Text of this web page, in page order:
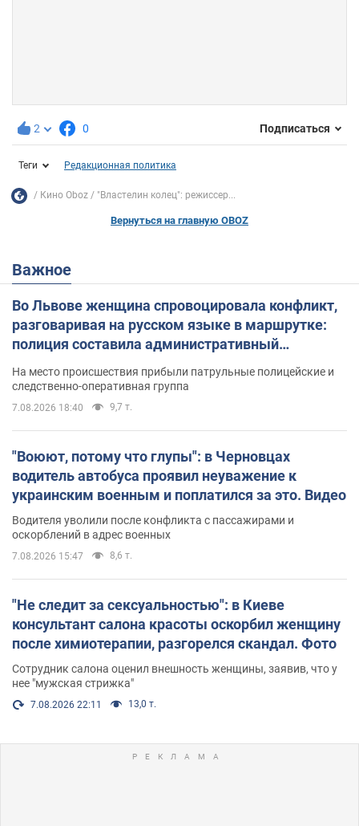
2 0 Подписаться
Теги Редакционная политика
Кино Oboz "Властелин колец": режиссер...
Вернуться на главную OBOZ
Важное
Во Львове женщина спровоцировала конфликт,
разговаривая на русском языке в маршрутке:
полиция составила административный
На место происшествия прибыли патрульные полицейские и
следственно-оперативная группа
7.08.2026 18:40 9,7 т.
"Воюют, потому что глупы": в Черновцах
водитель автобуса проявил неуважение к
украинским военным и поплатился за это. Видео
Водителя уволили после конфликта с пассажирами и
оскорблений в адрес военных
7.08.2026 15:47 8,6 т.
"Не следит за сексуальностью": в Киеве
консультант салона красоты оскорбил женщину
после химиотерапии, разгорелся скандал. Фото
Сотрудник салона оценил внешность женщины, заявив, что у
нее "мужская стрижка"
7.08.2026 22:11 13,0 т.